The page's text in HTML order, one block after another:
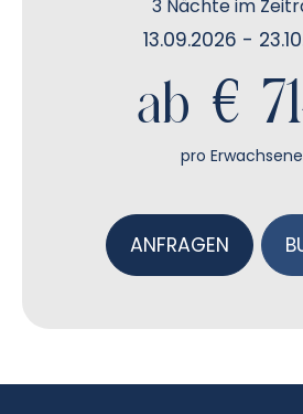
3 Nächte im
13.09.2026 -
ab €
pro
ANFRAGEN